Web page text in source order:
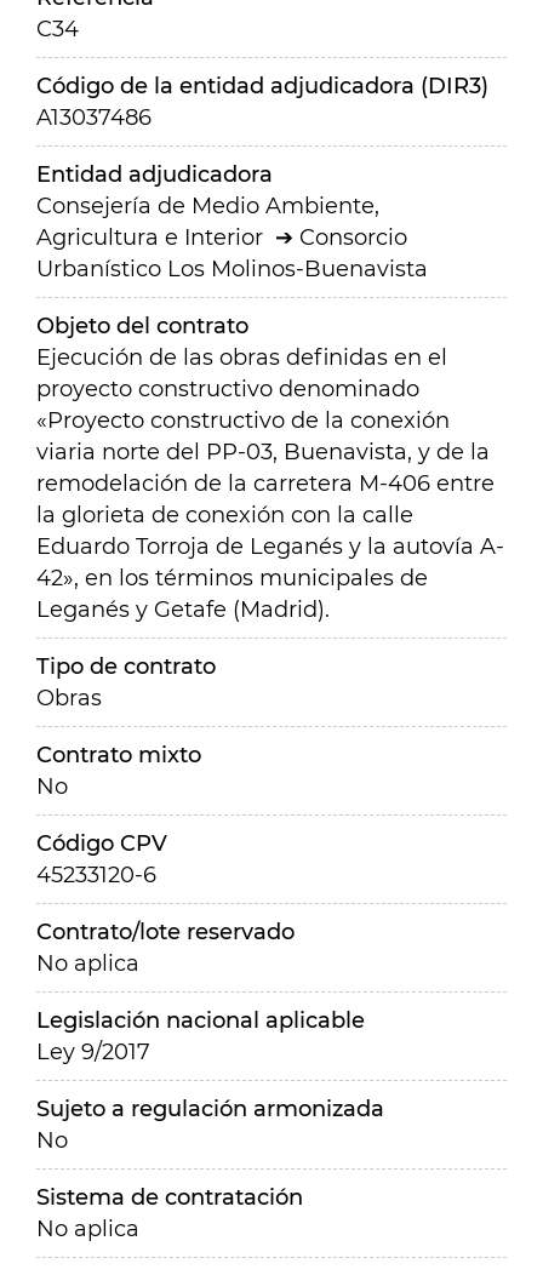
C34
Código de la entidad adjudicadora (DIR3)
A13037486
Entidad adjudicadora
Consejería de Medio Ambiente,
Agricultura e Interior
Consorcio
Urbanístico Los Molinos-Buenavista
Objeto del contrato
Ejecución de las obras definidas en el
proyecto constructivo denominado
«Proyecto constructivo de la conexión
viaria norte del PP-03, Buenavista, y de la
remodelación de la carretera M-406 entre
la glorieta de conexión con la calle
Eduardo Torroja de Leganés y la autovía A-
42», en los términos municipales de
Leganés y Getafe (Madrid).
Tipo de contrato
Obras
Contrato mixto
No
Código CPV
45233120-6
Contrato/lote reservado
No aplica
Legislación nacional aplicable
Ley 9/2017
Sujeto a regulación armonizada
No
Sistema de contratación
No aplica